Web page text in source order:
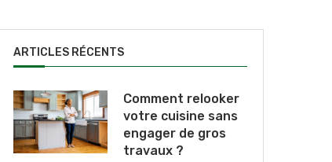
ARTICLES RÉCENTS
Comment relooker
votre cuisine sans
engager de gros
travaux ?